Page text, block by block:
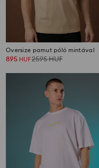
Oversize pamut póló mintával
895 HUF2595HUF